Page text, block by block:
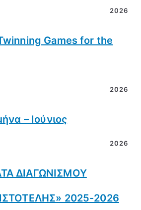
2026
Games for the
2026
– Ιούνιος
2026
ΔΙΑΓΩΝΙΣΜΟΥ
2025-2026